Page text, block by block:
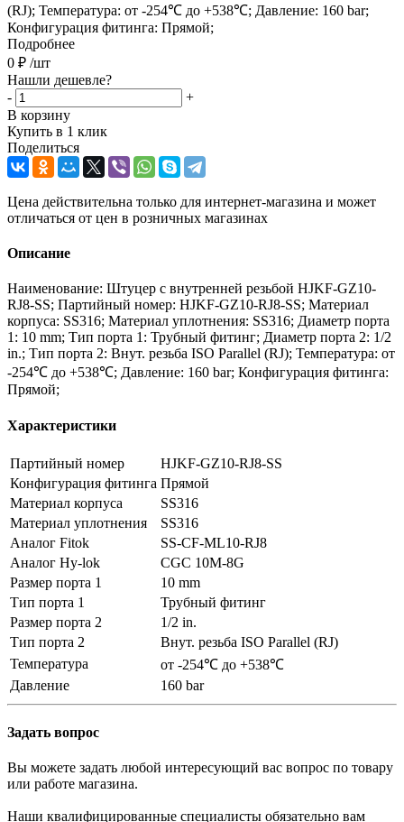
(RJ); Температура: от -254℃ до +538℃; Давление: 160 bar;
Конфигурация фитинга: Прямой;
Подробнее
0 ₽ /шт
Нашли дешевле?
-
+
В корзину
Купить в 1 клик
Поделиться
Цена действительна только для интернет-магазина и может
отличаться от цен в розничных магазинах
Описание
Наименование: Штуцер с внутренней резьбой HJKF-GZ10-
RJ8-SS; Партийный номер: HJKF-GZ10-RJ8-SS; Материал
корпуса: SS316; Материал уплотнения: SS316; Диаметр порта
1: 10 mm; Тип порта 1: Трубный фитинг; Диаметр порта 2: 1/2
in.; Тип порта 2: Внут. резьба ISO Parallel (RJ); Температура: от
-254℃ до +538℃; Давление: 160 bar; Конфигурация фитинга:
Прямой;
Характеристики
Партийный номер
HJKF-GZ10-RJ8-SS
Конфигурация фитинга Прямой
Материал корпуса
SS316
Материал уплотнения
SS316
Аналог Fitok
SS-CF-ML10-RJ8
Аналог Hy-lok
CGC 10M-8G
Размер порта 1
10 mm
Тип порта 1
Трубный фитинг
Размер порта 2
1/2 in.
Тип порта 2
Внут. резьба ISO Parallel (RJ)
Температура
от -254℃ до +538℃
Давление
160 bar
Задать вопрос
Вы можете задать любой интересующий вас вопрос по товару
или работе магазина.
Наши квалифицированные специалисты обязательно вам